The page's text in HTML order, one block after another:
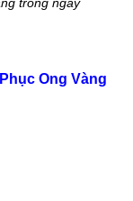
trong ngày
Ong Vàng